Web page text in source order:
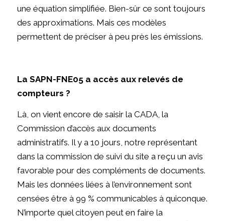
une équation simplifiée. Bien-sûr ce sont toujours
des approximations. Mais ces modèles
permettent de préciser à peu près les émissions.
La SAPN-FNE05 a accès aux relevés de
compteurs ?
Là, on vient encore de saisir la CADA, la
Commission d’accès aux documents
administratifs. Il y a 10 jours, notre représentant
dans la commission de suivi du site a reçu un avis
favorable pour des compléments de documents.
Mais les données liées à l’environnement sont
censées être à 99 % communicables à quiconque.
N’importe quel citoyen peut en faire la